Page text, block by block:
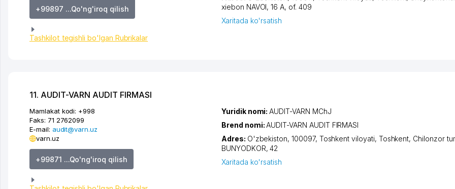
+99897 ...Qo'ng'iroq qilish
Tashkilot tegishli bo'lgan Rubrikalar
xiеbon NAVOI, 16 A, of. 409
Xaritada ko'rsatish
11. AUDIT-VARN AUDIT FIRMASI
Mamlakat kodi: +998
Faks: 71 2762099
E-mail: audit@varn.uz
varn.uz
+99871 ...Qo'ng'iroq qilish
Yuridik nomi:AUDIT-VARN MChJ
Brend nomi:AUDIT-VARN AUDIT FIRMASI
Adres: O'zbekiston, 100097, Toshkent viloyati, Toshkent, Chilonzor
BUNYODKOR, 42
Xaritada ko'rsatish